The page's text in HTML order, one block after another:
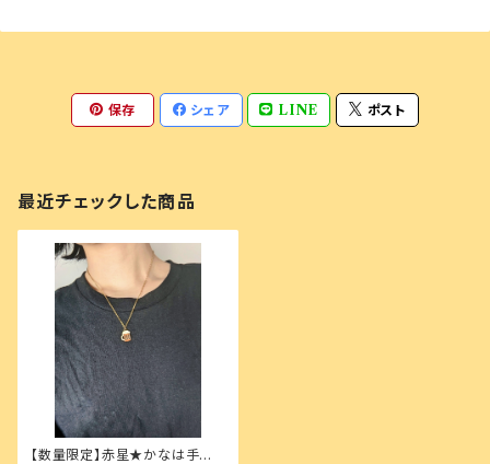
保存 シェア LINE ポスト
最近チェックした商品
【数量限定】赤星★かなは手作り